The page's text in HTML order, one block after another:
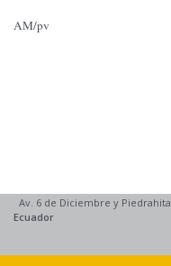
AM/pv
Av. 6 de Diciembre y Piedrahita
Ecuador